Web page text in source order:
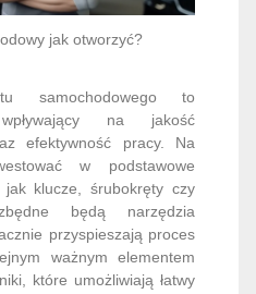
jak otworzyć?
samochodowego to
na jakość
efektywność pracy. Na
w podstawowe
klucze, śrubokręty czy
będą narzędzia
przyspieszają proces
ważnym elementem
które umożliwiają łatwy